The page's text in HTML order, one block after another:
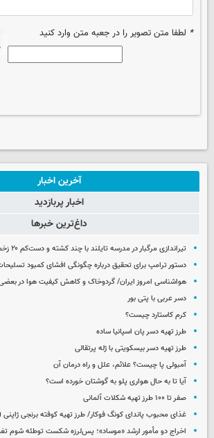
* لطفا متن تصویر را در جعبه متن وارد کنید
آخرین اخبار
اخبار پربازدید
داغ‌ترین خبرها
تیراندازی مرگبار در مدرسه‌ تایلند با چند کشته و دست‌کم ۲۰ زخمی
دستور ترامپ برای تحقیق درباره چگونگی افشای کمبود
هواشناسی امروز ایران/ گردوخاک و کاهش کیفیت هوا در
دسر عربی با پتی بور
کرم کاستارد چیست؟
طرز تهیه دسر پان اسپانیا ساده
طرز تهیه دسر بیسکویتی با ژله پرتقالی
آمبولی پا چیست؟ علائم، علل و راه درمان آن
آیا تا به حال هواری پلو به گوشتان خورده است؟
صفر تا ۱۰۰ طرز تهیه شکلات آلمانی
غذای محبوب پاندای کونگ فوکار/ طرز تهیه کوفته برنجی ژاپنی
اخراج دو مأمور ارشد «موساد»؛ پس‌لرزه شکست توطئه شوم